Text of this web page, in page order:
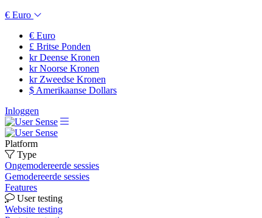
€ Euro
€ Euro
£ Britse Ponden
krDeense Kronen
krNoorse Kronen
krZweedse Kronen
$ Amerikaanse Dollars
Inloggen
Platform
Type
Ongemodereerde sessies
Gemodereerde sessies
Features
User testing
Website testing